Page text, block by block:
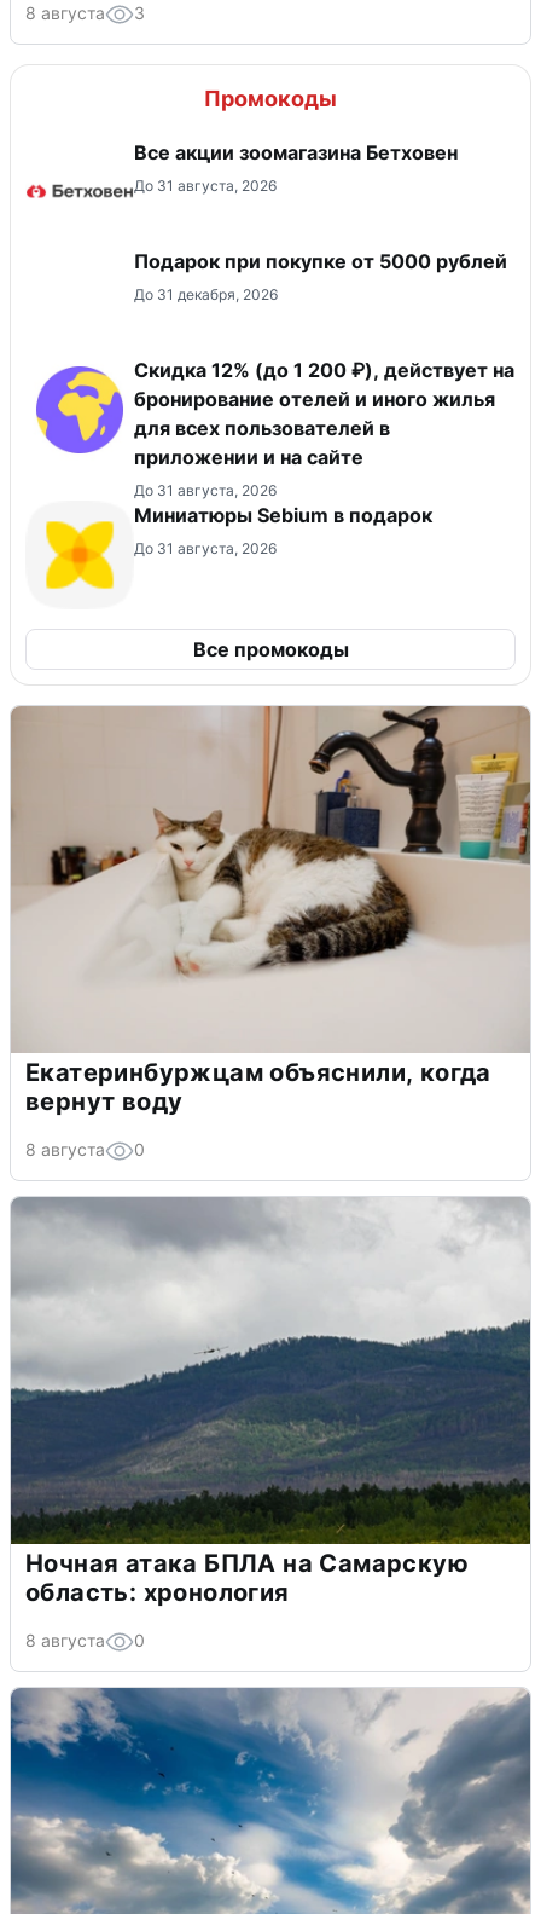
8 августа 3
Промокоды
Все акции зоомагазина Бетховен
До 31 августа, 2026
Подарок при покупке от 5000 рублей
До 31 декабря, 2026
Скидка 12% (до 1 200 ₽), действует на
бронирование отелей и иного жилья
для всех пользователей в
приложении и на сайте
До 31 августа, 2026
Миниатюры Sebium в подарок
До 31 августа, 2026
Все промокоды
Екатеринбуржцам объяснили, когда
вернут воду
8 августа 0
Ночная атака БПЛА на Самарскую
область: хронология
8 августа 0